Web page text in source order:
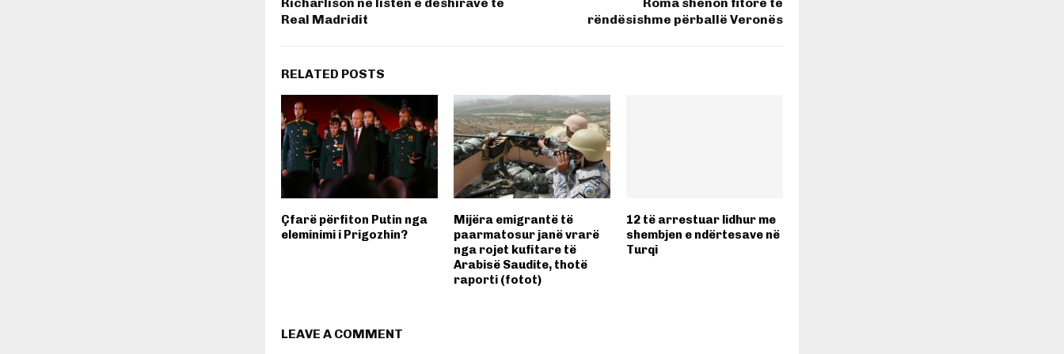
Real Madridit
rëndësishme përballë Veronës
RELATED POSTS
Çfarë përfiton Putin nga
eleminimi i Prigozhin?
Mijëra emigrantë të
paarmatosur janë vrarë
nga rojet kufitare të
Arabisë Saudite, thotë
raporti (fotot)
12 të arrestuar lidhur me
shembjen e ndërtesave në
Turqi
LEAVE A COMMENT